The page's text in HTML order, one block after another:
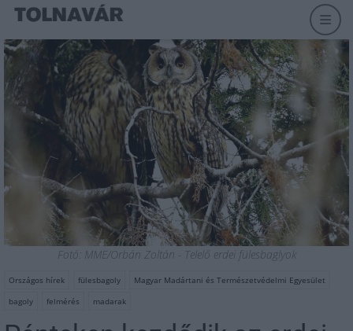
Fotó: MME/Orbán Zoltán - Telelő erdei fülesbaglyok
Országos hírek fülesbagoly
Magyar Madártani és Természetvédelmi Egyesület
bagoly
felmérés madarak